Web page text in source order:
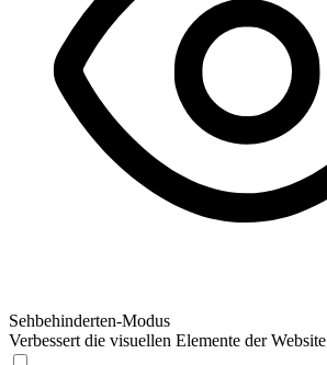
Sehbehinderten-Modus
Verbessert die visuellen Elemente der Website